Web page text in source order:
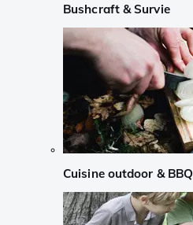
Bushcraft & Survie
Cuisine outdoor & BBQ